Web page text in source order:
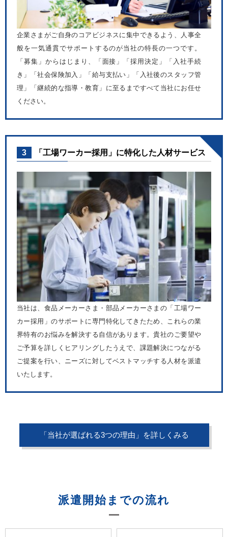
企業さまがご自身のコアビジネスに集中できるよう、人事全
般を一気通貫でサポートするのが当社の特長の一つです。
「募集」からはじまり、「面接」「採用決定」「入社手続
き」「社会保険加入」「給与支払い」「入社後のスタッフ管
理」「継続的な指導・教育」に至るまですべて当社にお任せ
ください。
3 「工場ワーカー採用」に特化した人材サービス
当社は、食品メーカーさま・部品メーカーさまの「工場ワー
カー採用」のサポートに専門特化してきたため、これらの業
界特有のお悩みを解決する自信があります。貴社のご要望や
ご予算を詳しくヒアリングしたうえで、課題解決につながる
ご提案を行い、ニーズに対してベストマッチする人材を派遣
いたします。
「当社が選ばれる3つの理由」を詳しくみる
派遣開始までの流れ